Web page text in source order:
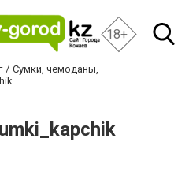
18+
Сумки, чемоданы,